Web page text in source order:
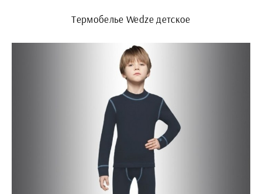
Термобелье Wedze детское